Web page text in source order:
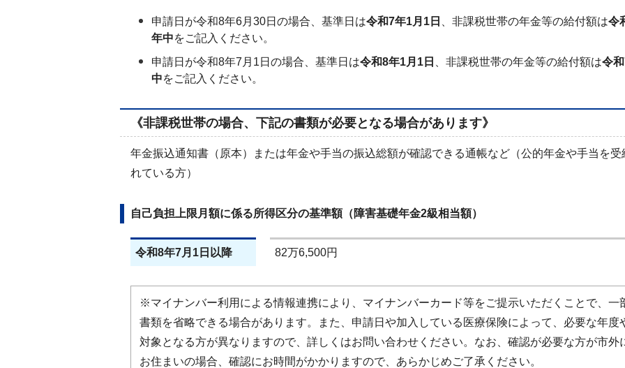
申請日が令和8年6月30日の場合、基準日は令和7年1月1日 、非課税世帯の年金等の給付額は令
年中をご記入ください。
申請日が令和8年7月1日の場合、基準日は令和8年1月1日 、非課税世帯の年金等の給付額は令
中をご記入ください。
《非課税世帯の場合、下記の書類が必要となる場合があります》
年金振込通知書（原本）または年金や手当の振込総額が確認できる通帳など（公的年金や手当を受
れている方）
自己負担上限月額に係る所得区分の基準額（障害基礎年金2級相当額）
令和8年7月1日以降 82万6,500円
※マイナンバー利用による情報連携により、マイナンバーカード等をご提示いただくことで、一
書類を省略できる場合があります。また、申請日や加入している医療保険によって、必要な年度
対象となる方が異なりますので、詳しくはお問い合わせください。なお、確認が必要な方が市外
お住まいの場合、確認にお時間がかかりますので、あらかじめご了承ください。